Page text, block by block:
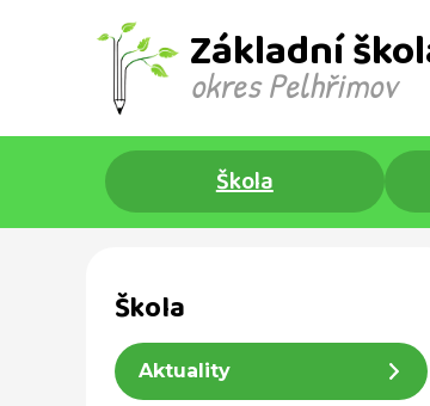
Základní
okres Pelhřimov ​
Škola
Škola
Aktuality